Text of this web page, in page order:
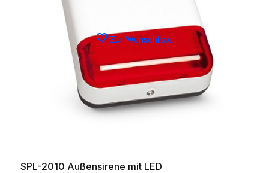
Zur Wunschliste
SPL-2010 Außensirene mit LED